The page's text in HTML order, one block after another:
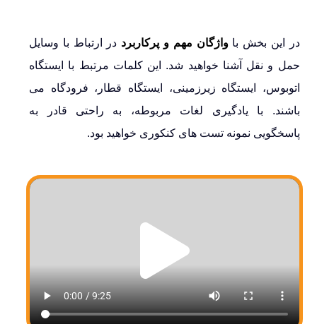
در این بخش باواژگان مهم و پرکاربرد در ارتباط با وسایل
حمل و نقل آشنا خواهید شد. این کلمات مرتبط با ایستگاه
اتوبوس، ایستگاه زیرزمینی، ایستگاه قطار، فرودگاه می
باشند. با یادگیری لغات مربوطه، به راحتی قادر به
پاسخگویی نمونه تست های کنکوری خواهید بود.